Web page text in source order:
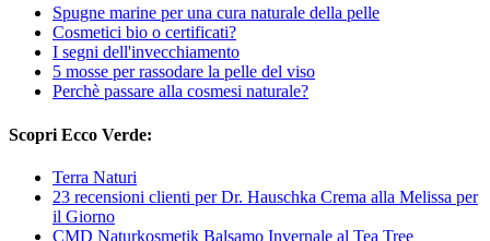
Spugne marine per una cura naturale della pelle
Cosmetici bio o certificati?
I segni dell'invecchiamento
5 mosse per rassodare la pelle del viso
Perchè passare alla cosmesi naturale?
Scopri Ecco Verde:
Terra Naturi
23 recensioni clienti per Dr. Hauschka Crema alla Melissa per
il Giorno
CMD Naturkosmetik Balsamo Invernale al Tea Tree